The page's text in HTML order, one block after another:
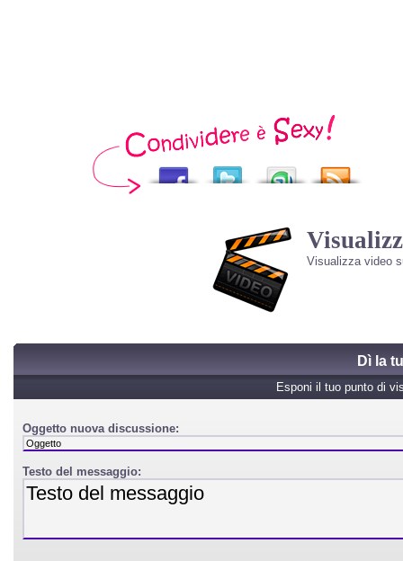
Visualizza video
Dì la
Esponi il tuo punto di
Oggetto nuova discussione:
Testo del messaggio: